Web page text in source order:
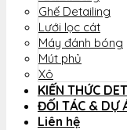
Ghế Detailing
Lưới lọc cát
Máy đánh bóng
Mút phủ
Xô
KIẾN THỨC
ĐỐI TÁC & DỰ
Liên hệ